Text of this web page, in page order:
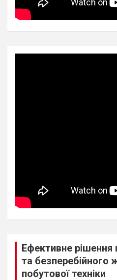
Ефективне
та безперебійного
побутової техніки